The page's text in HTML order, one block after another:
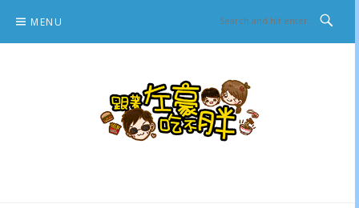
content
MENU